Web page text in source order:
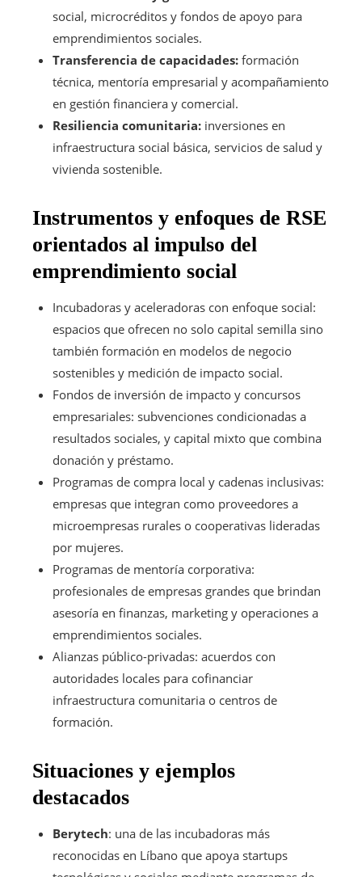
social, microcréditos y fondos de apoyo para
emprendimientos sociales.
Transferencia de capacidades: formación
técnica, mentoría empresarial y acompañamiento
en gestión financiera y comercial.
Resiliencia comunitaria: inversiones en
infraestructura social básica, servicios de salud y
vivienda sostenible.
Instrumentos y enfoques de RSE
orientados al impulso del
emprendimiento social
Incubadoras y aceleradoras con enfoque social:
espacios que ofrecen no solo capital semilla sino
también formación en modelos de negocio
sostenibles y medición de impacto social.
Fondos de inversión de impacto y concursos
empresariales: subvenciones condicionadas a
resultados sociales, y capital mixto que combina
donación y préstamo.
Programas de compra local y cadenas inclusivas:
empresas que integran como proveedores a
microempresas rurales o cooperativas lideradas
por mujeres.
Programas de mentoría corporativa:
profesionales de empresas grandes que brindan
asesoría en finanzas, marketing y operaciones a
emprendimientos sociales.
Alianzas público-privadas: acuerdos con
autoridades locales para cofinanciar
infraestructura comunitaria o centros de
formación.
Situaciones y ejemplos
destacados
Berytech: una de las incubadoras más
reconocidas en Líbano que apoya startups